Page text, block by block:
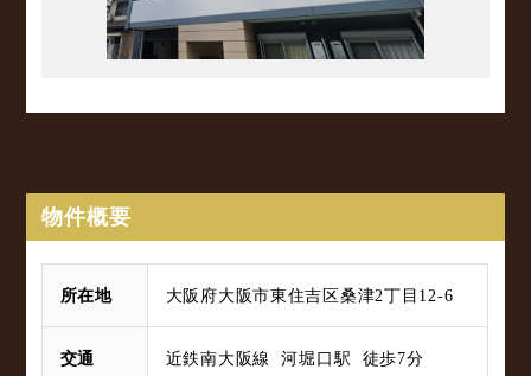
物件概要
所在地 大阪府大阪市東住吉区桑津2丁目12-6
交通
近鉄南大阪線 河堀口駅 徒歩7分